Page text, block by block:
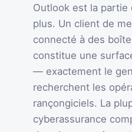
Outlook est la partie
plus. Un client de
connecté à des
constitue une
— exactement le
recherchent les
rançongiciels. La
cyberassurance